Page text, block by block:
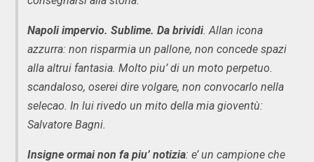
Napoli impervio. Sublime. Da brividi. Allan icona
azzurra: non risparmia un pallone, non concede spazi
alla altrui fantasia. Molto piu’ di un moto perpetuo.
scandaloso, oserei dire volgare, non convocarlo nella
selecao. In lui rivedo un mito della mia gioventù:
Salvatore Bagni.
Insigne ormai non fa piu’ notizia: e’ un campione che